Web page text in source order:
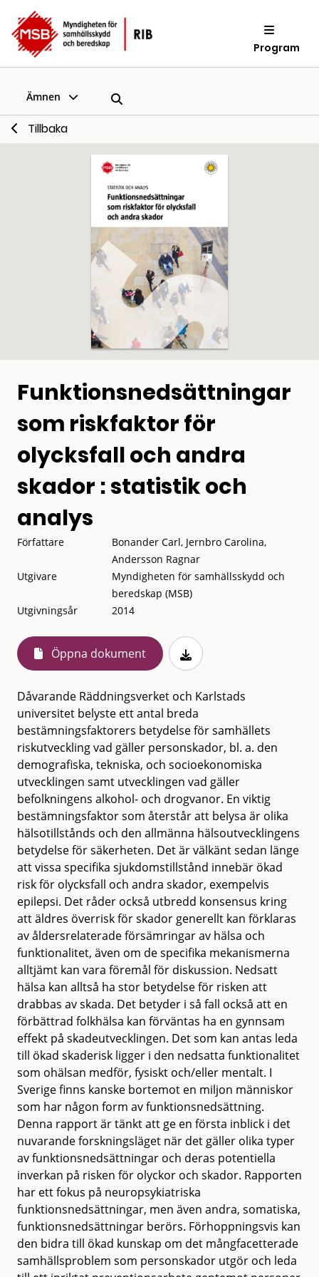
Program
Ämnen
Tillbaka
Funktionsnedsättningar
som riskfaktor för
olycksfall och andra
skador : statistik och
analys
Författare
Bonander Carl, Jernbro Carolina,
Andersson Ragnar
Utgivare
Myndigheten för samhällsskydd och
beredskap (MSB)
Utgivningsår
2014
Öppna dokument
Dåvarande Räddningsverket och Karlstads
universitet belyste ett antal breda
bestämningsfaktorers betydelse för samhällets
riskutveckling vad gäller personskador, bl. a. den
demografiska, tekniska, och socioekonomiska
utvecklingen samt utvecklingen vad gäller
befolkningens alkohol- och drogvanor. En viktig
bestämningsfaktor som återstår att belysa är olika
hälsotillstånds och den allmänna hälsoutvecklingens
betydelse för säkerheten. Det är välkänt sedan länge
att vissa specifika sjukdomstillstånd innebär ökad
risk för olycksfall och andra skador, exempelvis
epilepsi. Det råder också utbredd konsensus kring
att äldres överrisk för skador generellt kan förklaras
av åldersrelaterade försämringar av hälsa och
funktionalitet, även om de specifika mekanismerna
alltjämt kan vara föremål för diskussion. Nedsatt
hälsa kan alltså ha stor betydelse för risken att
drabbas av skada. Det betyder i så fall också att en
förbättrad folkhälsa kan förväntas ha en gynnsam
effekt på skadeutvecklingen. Det som kan antas leda
till ökad skaderisk ligger i den nedsatta funktionalitet
som ohälsan medför, fysiskt och/eller mentalt. I
Sverige finns kanske bortemot en miljon människor
som har någon form av funktionsnedsättning.
Denna rapport är tänkt att ge en första inblick i det
nuvarande forskningsläget när det gäller olika typer
av funktionsnedsättningar och deras potentiella
inverkan på risken för olyckor och skador. Rapporten
har ett fokus på neuropsykiatriska
funktionsnedsättningar, men även andra, somatiska,
funktionsnedsättningar berörs. Förhoppningsvis kan
den bidra till ökad kunskap om det mångfacetterade
samhällsproblem som personskador utgör och leda